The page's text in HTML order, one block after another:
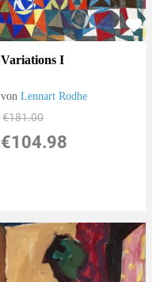
Variations I
vonLennart Rodhe
€181.00
€104.98